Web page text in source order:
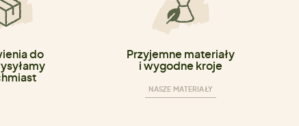
do
Przyjemne materiały
i wygodne kroje
NASZE MATERIAŁY